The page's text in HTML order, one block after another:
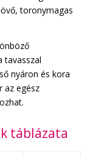
toronymagas
tavasszal
nyáron és kora
az egész
táblázata